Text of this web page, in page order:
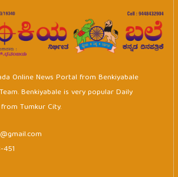
Online News Portal from Benkiyabale
Benkiyabale is very popular Daily
Tumkur City.